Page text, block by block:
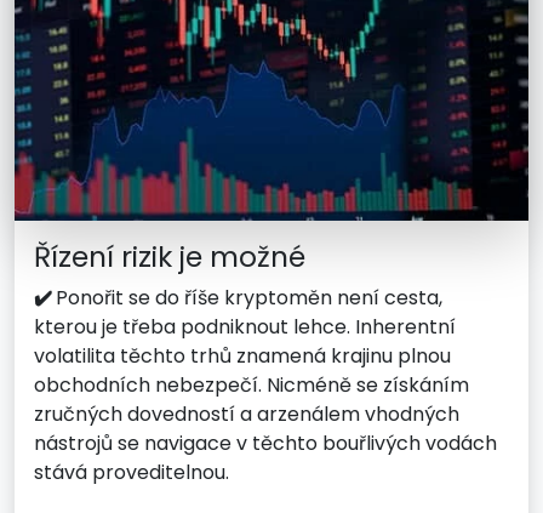
Řízení rizik je možné
✔️Ponořit se do říše kryptoměn není cesta,
kterou je třeba podniknout lehce. Inherentní
volatilita těchto trhů znamená krajinu plnou
obchodních nebezpečí. Nicméně se získáním
zručných dovedností a arzenálem vhodných
nástrojů se navigace v těchto bouřlivých vodách
stává proveditelnou.